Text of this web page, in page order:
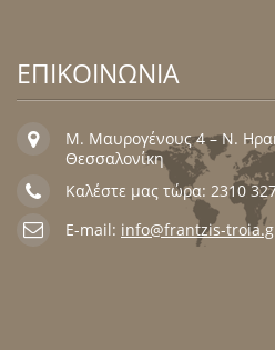
ΕΠΙΚΟΙΝΩΝΙΑ
Μ. Μαυρογένους 4 – Ν.
Θεσσαλονίκη
Καλέστε μας τώρα: 2310
E-mail: info@frantzis-